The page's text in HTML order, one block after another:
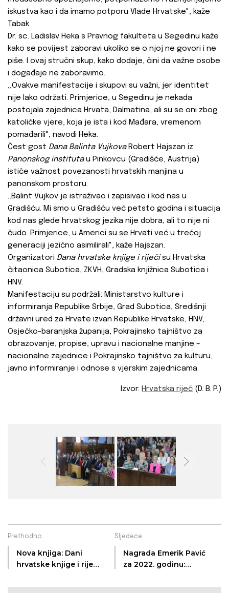
iskustva kao i da imamo potporu Vlade Hrvatske", kaže
Tabak.
Dr. sc. Ladislav Heka s Pravnog fakulteta u Segedinu kaže
kako se povijest zaboravi ukoliko se o njoj ne govori i ne
piše. I ovaj stručni skup, kako dodaje, čini da važne osobe
i događaje ne zaboravimo.
‚‚Ovakve manifestacije i skupovi su važni, jer identitet
nije lako održati. Primjerice, u Segedinu je nekada
postojala zajednica Hrvata, Dalmatina, ali su se oni zbog
katoličke vjere, koja je ista i kod Mađara, vremenom
pomađarili", navodi Heka.
Čest gost Dana Balinta VujkovaRobert Hajszan iz
Panonskog institutau Pinkovcu (Gradišće, Austrija)
ističe važnost povezanosti hrvatskih manjina u
panonskom prostoru.
‚‚Balint Vujkov je istraživao i zapisivao i kod nas u
Gradišću. Mi smo u Gradišću već petsto godina i situacija
kod nas glede hrvatskog jezika nije dobra, ali to nije ni
čudo. Primjerice, u Americi su se Hrvati već u trećoj
generaciji jezično asimilirali", kaže Hajszan.
Organizatori Dana hrvatske knjige i riječisu Hrvatska
čitaonica Subotica, ZKVH, Gradska knjižnica Subotica i
HNV.
Manifestaciju su podržali: Ministarstvo kulture i
informiranja Republike Srbije, Grad Subotica, Središnji
državni ured za Hrvate izvan Republike Hrvatske, HNV,
Osječko-baranjska županija, Pokrajinsko tajništvo za
obrazovanje, propise, upravu i nacionalne manjine –
nacionalne zajednice i Pokrajinsko tajništvo za kulturu,
javno informiranje i odnose s vjerskim zajednicama.
Izvor: Hrvatska riječ (D. B. P.)
Prethodno
Nova knjiga: Dani
hrvatske knjige i riječi
radova
Sljedeće
Nagrada Emerik Pavić
za 2022. godinu:
doseljavanje,